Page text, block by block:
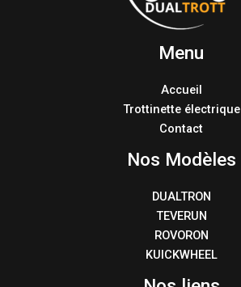
Menu
Accueil
Trottinette électrique
Contact
Nos Modèles
DUALTRON
TEVERUN
ROVORON
KUICKWHEEL